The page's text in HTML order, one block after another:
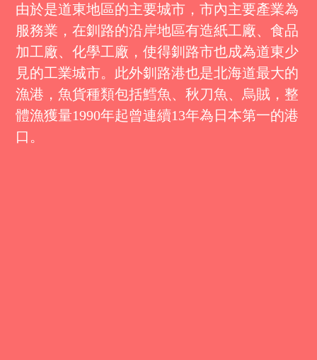
由於是道東地區的主要城市，市內主要產業為
服務業，在釧路的沿岸地區有造紙工廠、食品
加工廠、化學工廠，使得釧路市也成為道東少
見的工業城市。此外釧路港也是北海道最大的
漁港，魚貨種類包括鱈魚、秋刀魚、烏賊，整
體漁獲量1990年起曾連續13年為日本第一的港
口。